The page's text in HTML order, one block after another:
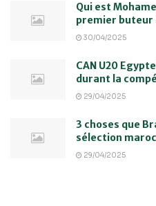
Qui est
premier buteur
30/04/2025
CAN U20
durant la
29/04/2025
3 choses que
sélection
29/04/2025